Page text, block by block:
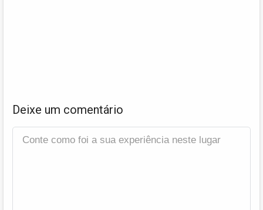
Deixe um comentário